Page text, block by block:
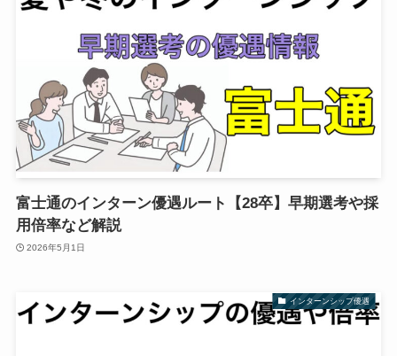
富士通のインターン優遇ルート【28卒】早期選考や採
用倍率など解説
2026年5月1日
インターンシップ優遇